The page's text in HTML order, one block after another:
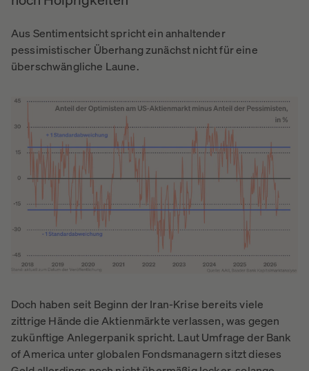
Aus Sentimentsicht spricht ein anhaltender
pessimistischer Überhang zunächst nicht für eine
überschwängliche Laune.
Doch haben seit Beginn der Iran-Krise bereits viele
zittrige Hände die Aktienmärkte verlassen, was gegen
zukünftige Anlegerpanik spricht. Laut Umfrage der Bank
of America unter globalen Fondsmanagern sitzt dieses